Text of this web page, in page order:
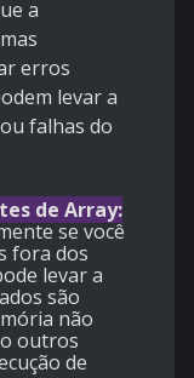
a
erros
levar a
falhas do
de Array:
se você
fora dos
levar a
são
não
outros
de